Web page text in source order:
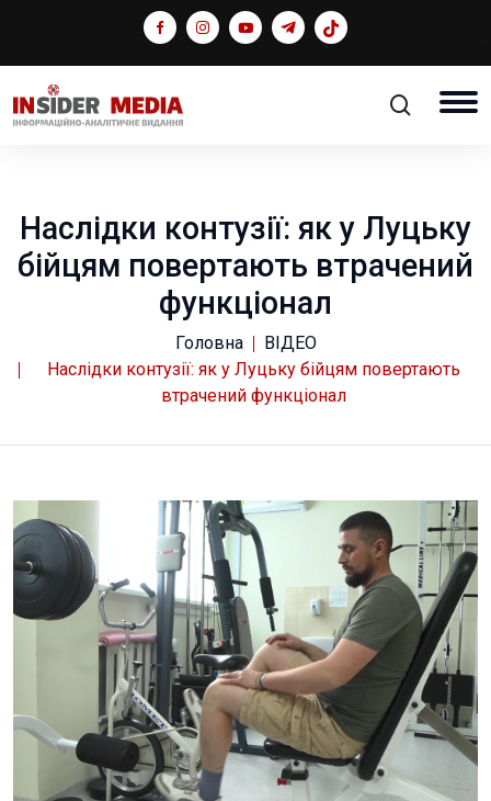
Наслідки контузії: як у Луцьку
бійцям повертають втрачений
функціонал
Головна
ВІДЕО
Наслідки контузії: як у Луцьку бійцям повертають
втрачений функціонал